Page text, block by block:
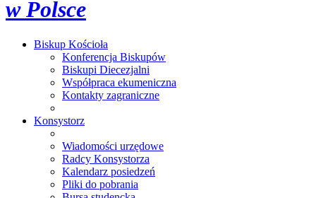
w Polsce
Biskup Kościoła
Konferencja Biskupów
Biskupi Diecezjalni
Współpraca ekumeniczna
Kontakty zagraniczne
Konsystorz
Wiadomości urzędowe
Radcy Konsystorza
Kalendarz posiedzeń
Pliki do pobrania